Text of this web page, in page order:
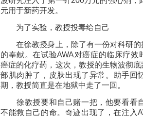
元用于新药开发。
为了实验，教授投毒给自己
在徐教授身上，除了有一份对科研的
的奉献。在试验AWA对癌症的临床疗效
癌症的化疗药，这次，教授的生物波彻
部肌肉肿了，皮肤出现了异常。助手回
期，教授简直是在地狱中走了一回。
徐教授要和自己赌一把，他要看看
不能救自己的命。奇迹出现了，在注入